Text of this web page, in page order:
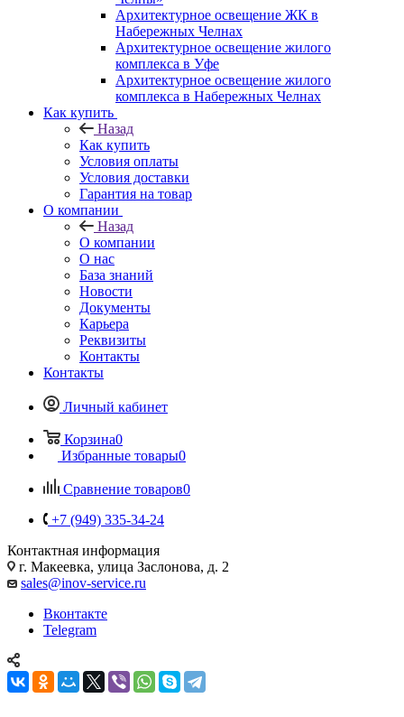
Архитектурное освещение ЖК в
Набережных Челнах
Архитектурное освещение жилого
комплекса в Уфе
Архитектурное освещение жилого
комплекса в Набережных Челнах
Как купить
Назад
Как купить
Условия оплаты
Условия доставки
Гарантия на товар
О компании
Назад
О компании
О нас
База знаний
Новости
Документы
Карьера
Реквизиты
Контакты
Контакты
Личный кабинет
Корзина0
Избранные товары0
Сравнение товаров0
+7 (949) 335-34-24
Контактная информация
г. Макеевка, улица Заслонова, д. 2
sales@inov-service.ru
Вконтакте
Telegram